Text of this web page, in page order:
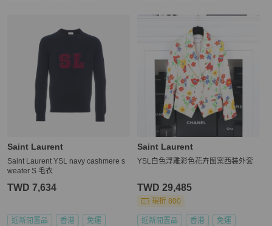
Saint Laurent
Saint Laurent YSL navy cashmere s
weater S 毛衣
TWD 7,634
近新閒置品 香港 免運
Saint Laurent
YSL白色浮雕彩色花卉图案西装外套
TWD 29,485
現折 800
近新閒置品 香港 免運